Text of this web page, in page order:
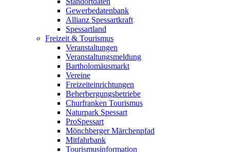
Gewerbedatenbank
Allianz Spessartkraft
Spessartland
Freizeit & Tourismus
Veranstaltungen
Veranstaltungsmeldung
Bartholomäusmarkt
Vereine
Freizeiteinrichtungen
Beherbergungsbetriebe
Churfranken Tourismus
Naturpark Spessart
ProSpessart
Mönchberger Märchenpfad
Mitfahrbank
Tourismusinformation